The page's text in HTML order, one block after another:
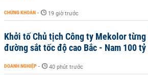
CHỨNG KHOÁN - 19 giờ trước
Khởi tố Chủ tịch Công ty Mekolor từng
đường sắt tốc độ cao Bắc - Nam 100
DOANH NGHIỆP - 40 phút trước